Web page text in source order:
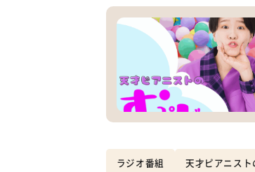
ラジオ番組 天才ピアニス